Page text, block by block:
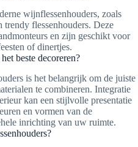
wijnflessenhouders, zoals
flessenhouders. Deze
en zijn geschikt voor
of dinertjes.
beste decoreren?
is het belangrijk om de juiste
te combineren. Integratie
kan een stijlvolle presentatie
en vormen van de
inrichting van uw ruimte.